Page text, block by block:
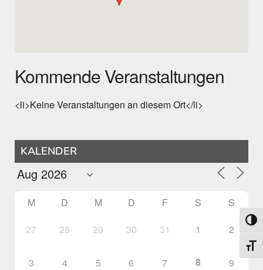
Kommende Veranstaltungen
<li>Keine Veranstaltungen an diesem Ort</li>
KALENDER
M D M D F S S
27 28 29 30 31 1 2
3 4 5 6 7 8 9